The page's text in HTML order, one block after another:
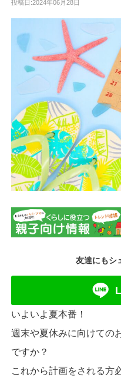
投稿日:2024年06月28日
友達にもシ
いよいよ夏本番！
週末や夏休みに向けての
ですか？
これから計画をされる方